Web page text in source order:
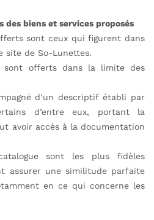
biens et services proposés
sont ceux qui figurent dans
site de So-Lunettes.
sont offerts dans la limite des
d’un descriptif établi par
d’entre eux, portant la
avoir accès à la documentation
sont les plus fidèles
assurer une similitude parfaite
en ce qui concerne les